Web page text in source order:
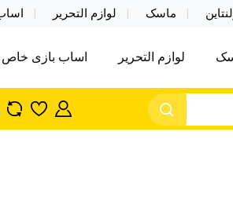
ماسک لوازم التحریر
ماسک در واردات مستقیم
لوازم التحریر اساب بازی خاص